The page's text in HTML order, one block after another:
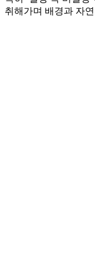
취해가며 배경과 자